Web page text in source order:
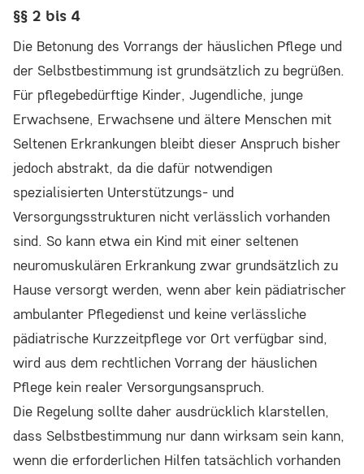
§§ 2 bis 4
Die Betonung des Vorrangs der häuslichen Pflege und
der Selbstbestimmung ist grundsätzlich zu begrüßen.
Für pflegebedürftige Kinder, Jugendliche, junge
Erwachsene, Erwachsene und ältere Menschen mit
Seltenen Erkrankungen bleibt dieser Anspruch bisher
jedoch abstrakt, da die dafür notwendigen
spezialisierten Unterstützungs- und
Versorgungsstrukturen nicht verlässlich vorhanden
sind. So kann etwa ein Kind mit einer seltenen
neuromuskulären Erkrankung zwar grundsätzlich zu
Hause versorgt werden, wenn aber kein pädiatrischer
ambulanter Pflegedienst und keine verlässliche
pädiatrische Kurzzeitpflege vor Ort verfügbar sind,
wird aus dem rechtlichen Vorrang der häuslichen
Pflege kein realer Versorgungsanspruch.
Die Regelung sollte daher ausdrücklich klarstellen,
dass Selbstbestimmung nur dann wirksam sein kann,
wenn die erforderlichen Hilfen tatsächlich vorhanden
externen Anbietern ein.
Beim Laden dieser Inhalte wird Ihre IP-Adresse
an die jeweiligen Anbieter übermittelt und es
können Daten an Server außerhalb der EU
übertragen werden.
Rapidmail
Rapidmail GmbH
Zweck:
Um das Newsletter-Anmeldeformular
anzuzeigen, laden wir Inhalte von unserem
IP-Adresse und die eingegebenen Daten (E-
Mail-Adresse) an Rapidmail GmbH,
Augustinerplatz 2, 79098 Freiburg übermittelt.